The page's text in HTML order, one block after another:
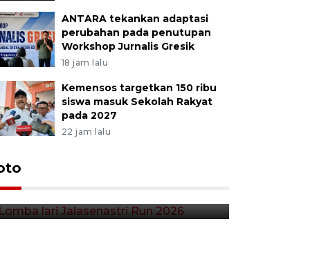
ANTARA tekankan adaptasi
perubahan pada penutupan
Workshop Jurnalis Gresik
18 jam lalu
Kemensos targetkan 150 ribu
siswa masuk Sekolah Rakyat
pada 2027
22 jam lalu
Lomba lari Jalasenastri Run
2026